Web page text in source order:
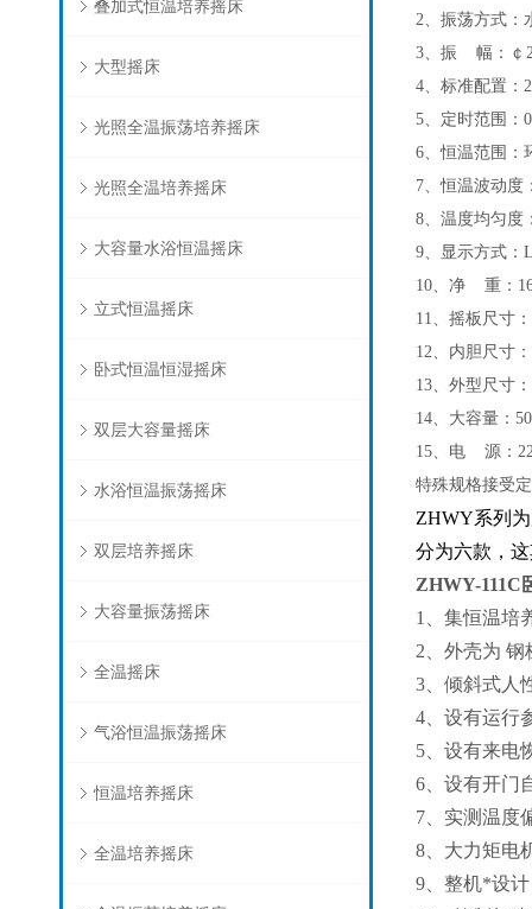
叠加式恒温培养摇床
大型摇床
光照全温振荡培养摇床
光照全温培养摇床
大容量水浴恒温摇床
立式恒温摇床
卧式恒温恒湿摇床
双层大容量摇床
水浴恒温振荡摇床
双层培养摇床
大容量振荡摇床
全温摇床
气浴恒温振荡摇床
恒温培养摇床
全温培养摇床
2、振荡方式
3、振 幅：
4、标准配置：
5、定时范
6、恒温范围
7、恒温波
8、温度均匀度
9、显示方式：
10、净
11、摇板尺寸
12、内胆尺寸
13、外型尺寸
14、大容量：
15、电 源：
特殊规格接受
ZHWY系列
分为六款，
ZHWY-111C
1、集恒温培
2、外壳为
3、倾斜式人
4、设有运行
5、设有来电
6、设有开门
7、实测温度
8、大力矩电
9、整机*设